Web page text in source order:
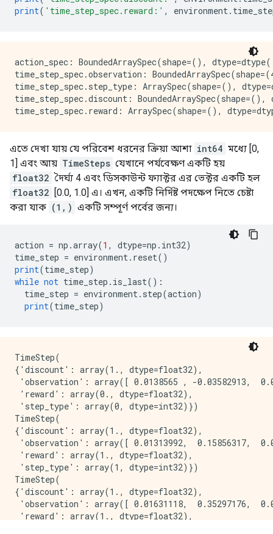
print( 'time_step_spec.reward:' , environment.
action_spec: BoundedArraySpec(shape=(),
time_step_spec.observation:
time_step_spec.step_type: ArraySpec(shape=(),
time_step_spec.discount:
এতে দেখা যায় যে পরিবেশ ধরনের ক্রিয়া আশা int64 মধ্যে [0,
1] এবং আয় TimeSteps যেখানে পর্যবেক্ষণ একটি হয়
float32 দৈর্ঘ্য 4 এবং ডিসকাউন্ট ফ্যাক্টর এর ভেক্টর একটি হল
float32 [0.0, 1.0] এ। এখন, একটি নির্দিষ্ট পদক্ষেপ নিতে চেষ্টা
করা যাক (1,) একটি সম্পূর্ণ পর্বের জন্য।
action = np .array(1 , dtype=np . int32)
time_step = environment. reset()
print(time_step)
while not time_step . is_last():
time_step = environment. step(action)
print(time_step)
TimeStep(
{'discount': array(1., dtype=float32),
'observation': array([ 0.0138565 , -0.03582913,
'reward': array(0., dtype=float32),
'step_type': array(0, dtype=int32)})
TimeStep(
{'discount': array(1., dtype=float32),
'observation': array([ 0.01313992,  0.15856317,
'reward': array(1., dtype=float32),
'step_type': array(1, dtype=int32)})
TimeStep(
{'discount': array(1., dtype=float32),
'observation': array([ 0.01631118,  0.35297176,
'reward': array(1., dtype=float32),